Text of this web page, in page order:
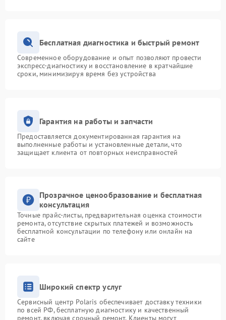
Бесплатная диагностика и быстрый ремонт
Современное оборудование и опыт позволяют провести
экспресс-диагностику и восстановление в кратчайшие
сроки, минимизируя время без устройства
Гарантия на работы и запчасти
Предоставляется документированная гарантия на
выполненные работы и установленные детали, что
защищает клиента от повторных неисправностей
Прозрачное ценообразование и бесплатная
консультация
Точные прайс-листы, предварительная оценка стоимости
ремонта, отсутствие скрытых платежей и возможность
бесплатной консультации по телефону или онлайн на
сайте
Широкий спектр услуг
Сервисный центр Polaris обеспечивает доставку техники
по всей РФ, бесплатную диагностику и качественный
ремонт, включая срочный ремонт. Клиенты могут